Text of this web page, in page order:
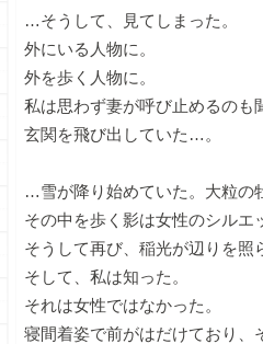
…そうして、見てしまった。
外にいる人物に。
外を歩く人物に。
私は思わず妻が呼び止めるのも
玄関を飛び出していた…。
…雪が降り始めていた。大粒の
その中を歩く影は女性のシルエ
そうして再び、稲光が辺りを照
そして、私は知った。
それは女性ではなかった。
寝間着姿で前がはだけており、